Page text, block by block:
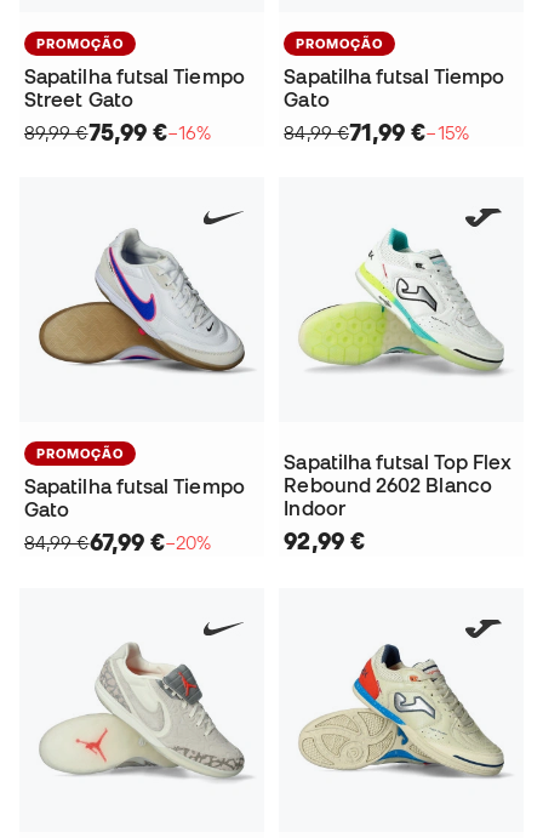
PROMOÇÃO
Sapatilha futsal Tiempo
Street Gato
89,99 €75,99 €−16%
PROMOÇÃO
Sapatilha futsal Tiempo
Gato
84,99 €71,99 €−15%
PROMOÇÃO
Sapatilha futsal Tiempo
Gato
84,99 €67,99 €−20%
Sapatilha futsal Top Flex
Rebound 2602 Blanco
Indoor
92,99 €